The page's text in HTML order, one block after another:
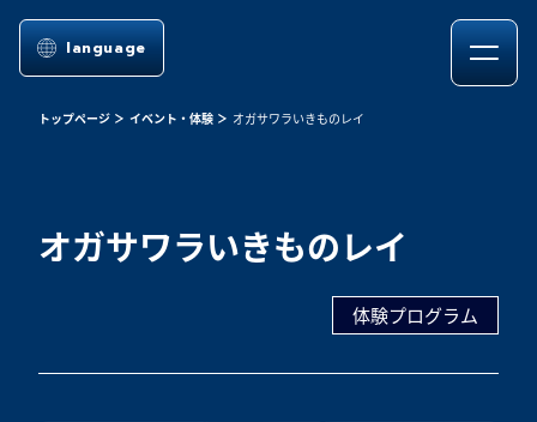
language
トップページ イベント・体験 オガサワラいきものレイ
オガサワラいきものレイ
体験プログラム